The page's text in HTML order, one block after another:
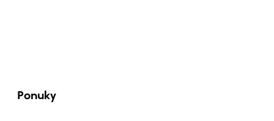
Ponuky